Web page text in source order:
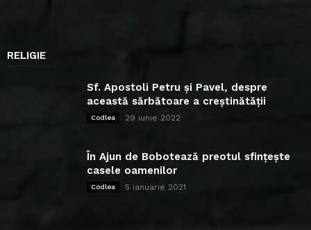
RELIGIE
Sf. Apostoli Petru și Pavel, despre
această sărbătoare a creștinătății
Codlea 29 iunie 2022
În Ajun de Bobotează preotul sfințește
casele oamenilor
Codlea 5 ianuarie 2021